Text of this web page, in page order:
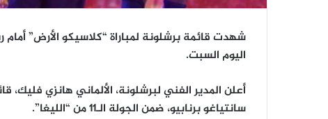
اليوم السبت.
أعلن المدير الفني لبرشلونة، الألماني هانزي فليك،
سانتياغو برنابيو، ضمن الجولة الـ11 من “الليغا”.